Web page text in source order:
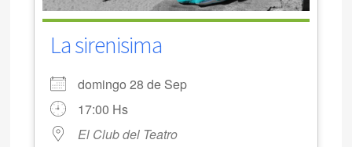
La sirenisima
domingo 28 de Sep
17:00 Hs
El Club del Teatro